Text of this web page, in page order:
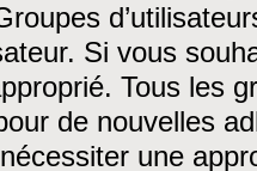
Si vous
Tous les
de nouvelles
une